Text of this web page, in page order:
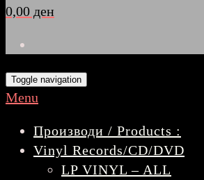
0,00 ден
Toggle navigation
Menu
Производи / Products :
Vinyl Records/CD/DVD
LP VINYL – ALL